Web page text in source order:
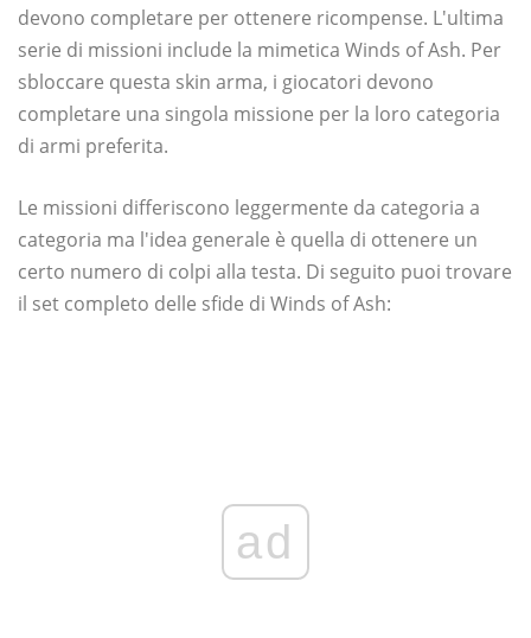
devono completare per ottenere ricompense. L'ultima
serie di missioni include la mimetica Winds of Ash. Per
sbloccare questa skin arma, i giocatori devono
completare una singola missione per la loro categoria
di armi preferita.
Le missioni differiscono leggermente da categoria a
categoria ma l'idea generale è quella di ottenere un
certo numero di colpi alla testa. Di seguito puoi trovare
il set completo delle sfide di Winds of Ash:
ad